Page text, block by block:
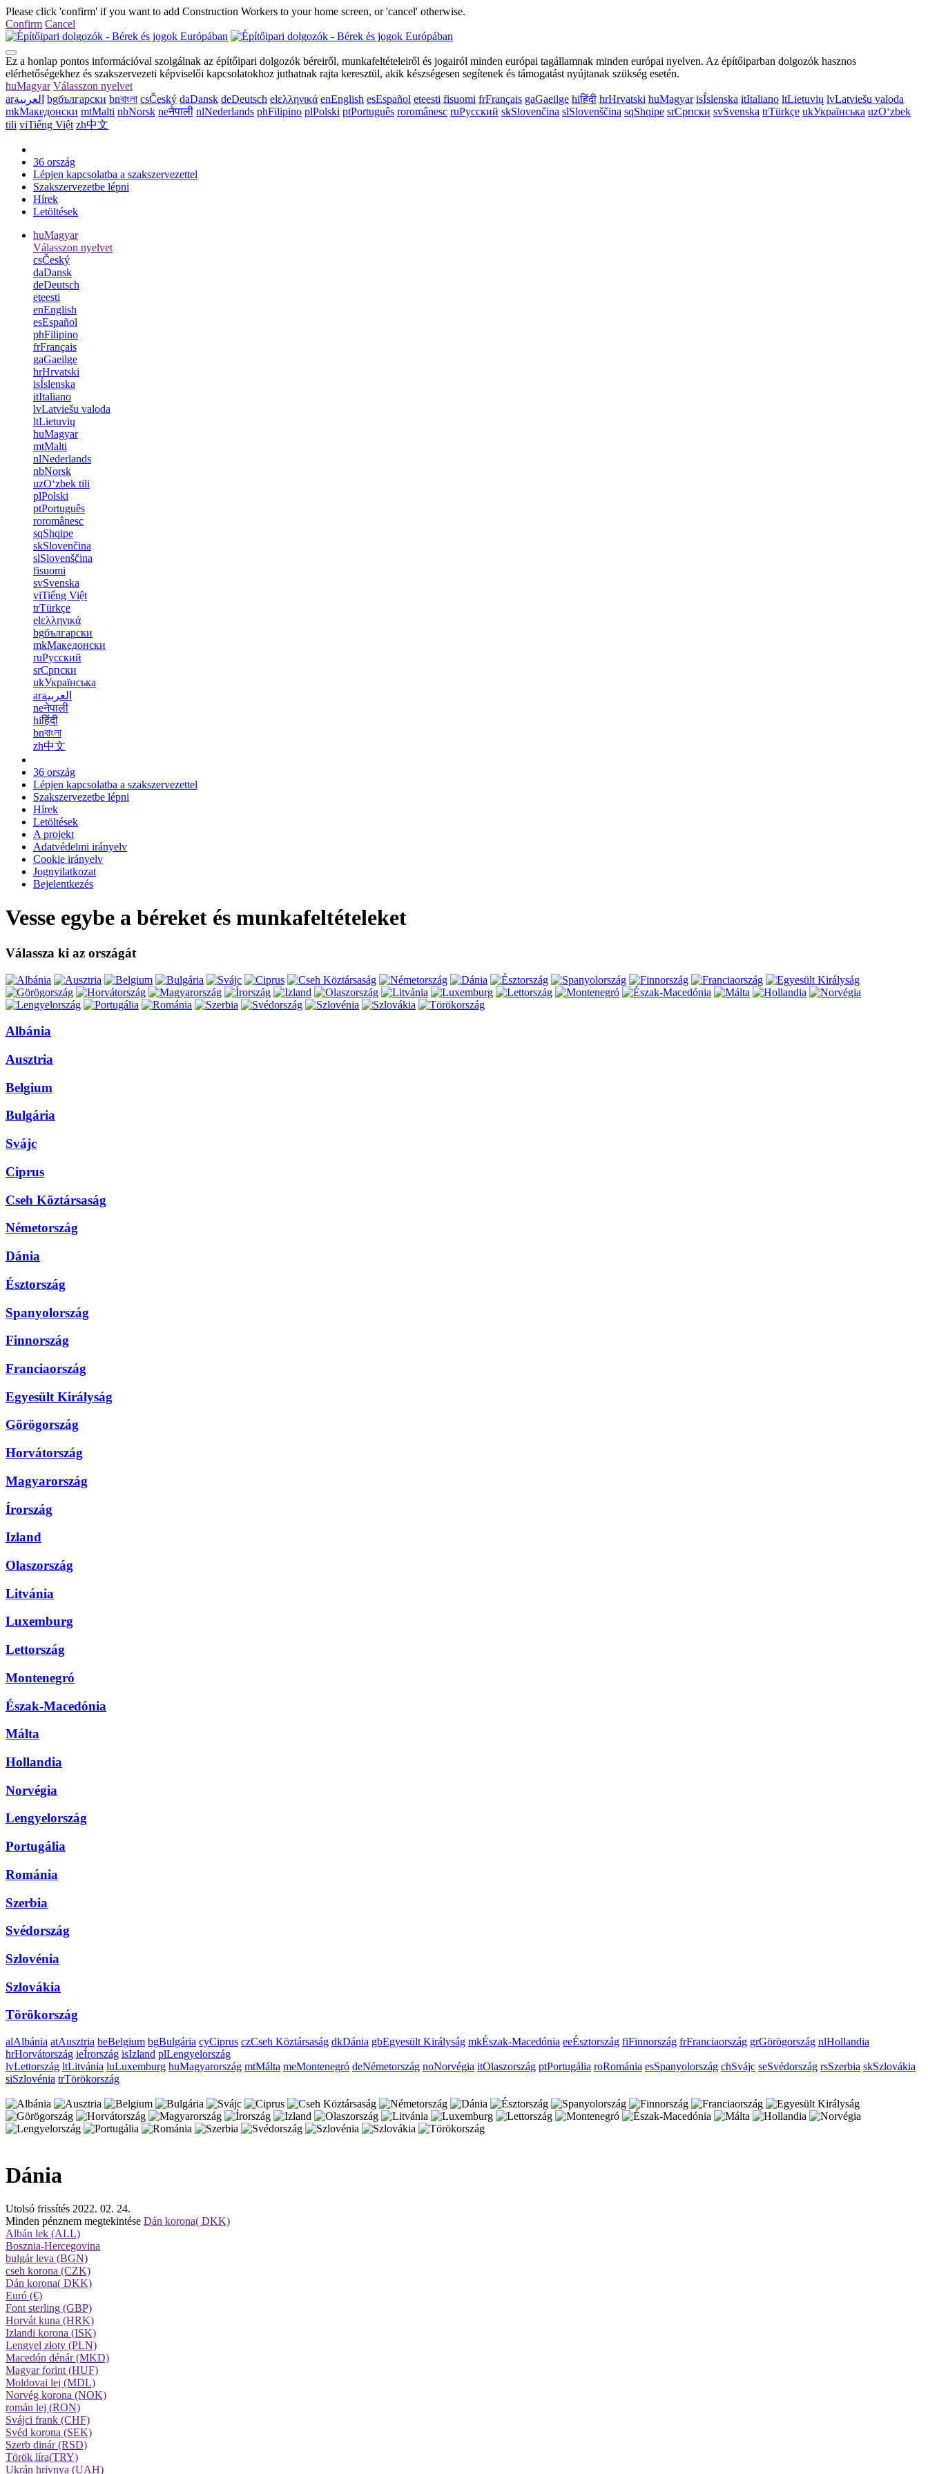
Please click 'confirm' if you want to add Construction Workers to your home screen, or 'cancel' otherwise.
Confirm Cancel
Ez a honlap pontos információval szolgálnak az építőipari dolgozók béreiről, munkafeltételeiről és jogairól minden európai tagállamnak minden európai nyelven. Az építőiparban dolgozók hasznos
elérhetőségekhez és szakszervezeti képviselői kapcsolatokhoz juthatnak rajta keresztül, akik készségesen segítenek és támogatást nyújtanak szükség esetén.
huMagyar Válasszon nyelvet
arالعربية bgбългарски bnবাংলা csČeský daDansk deDeutsch elελληνικά enEnglish esEspañol eteesti fisuomi frFrançais gaGaeilge hiहिंदी hrHrvatski huMagyar isÍslenska itItaliano ltLietuvių lvLatviešu valoda
mkМакедонски mtMalti nbNorsk neनेपाली nlNederlands phFilipino plPolski ptPortuguês roromânesc ruРусский skSlovenčina slSlovenščina sqShqipe srСрпски svSvenska trTürkçe ukУкраїнська uzOʻzbek
tili viTiếng Việt zh中文
36 ország
Lépjen kapcsolatba a szakszervezettel
Szakszervezetbe lépni
Hírek
Letöltések
huMagyar
Válasszon nyelvet
csČeský
daDansk
deDeutsch
eteesti
enEnglish
esEspañol
phFilipino
frFrançais
gaGaeilge
hrHrvatski
isÍslenska
itItaliano
lvLatviešu valoda
ltLietuvių
huMagyar
mtMalti
nlNederlands
nbNorsk
uzOʻzbek tili
plPolski
ptPortuguês
roromânesc
sqShqipe
skSlovenčina
slSlovenščina
fisuomi
svSvenska
viTiếng Việt
trTürkçe
elελληνικά
bgбългарски
mkМакедонски
ruРусский
srСрпски
ukУкраїнська
arالعربية
neनेपाली
hiहिंदी
bnবাংলা
zh中文
36 ország
Lépjen kapcsolatba a szakszervezettel
Szakszervezetbe lépni
Hírek
Letöltések
A projekt
Adatvédelmi irányelv
Cookie irányelv
Jognyilatkozat
Bejelentkezés
Vesse egybe a béreket és munkafeltételeket
Válassza ki az országát
Albánia
Ausztria
Belgium
Bulgária
Svájc
Ciprus
Cseh Köztársaság
Németország
Dánia
Észtország
Spanyolország
Finnország
Franciaország
Egyesült Királyság
Görögország
Horvátország
Magyarország
Írország
Izland
Olaszország
Litvánia
Luxemburg
Lettország
Montenegró
Észak-Macedónia
Málta
Hollandia
Norvégia
Lengyelország
Portugália
Románia
Szerbia
Svédország
Szlovénia
Szlovákia
Törökország
alAlbánia atAusztria beBelgium bgBulgária cyCiprus czCseh Köztársaság dkDánia gbEgyesült Királyság mkÉszak-Macedónia eeÉsztország fiFinnország frFranciaország grGörögország nlHollandia
hrHorvátország ieÍrország isIzland plLengyelország
lvLettország ltLitvánia luLuxemburg huMagyarország mtMálta meMontenegró deNémetország noNorvégia itOlaszország ptPortugália roRománia esSpanyolország chSvájc seSvédország rsSzerbia skSzlovákia
siSzlovénia trTörökország
Dánia
Utolsó frissítés 2022. 02. 24.
Minden pénznem megtekintése Dán korona( DKK)
Albán lek (ALL)
Bosznia-Hercegovina
bulgár leva (BGN)
cseh korona (CZK)
Dán korona( DKK)
Euró (€)
Font sterling (GBP)
Horvát kuna (HRK)
Izlandi korona (ISK)
Lengyel złoty (PLN)
Macedón dénár (MKD)
Magyar forint (HUF)
Moldovai lej (MDL)
Norvég korona (NOK)
román lej (RON)
Svájci frank (CHF)
Svéd korona (SEK)
Szerb dinár (RSD)
Török líra(TRY)
Ukrán hrivnya (UAH)